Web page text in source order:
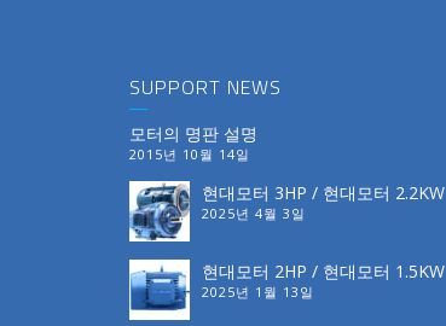
SUPPORT NEWS
모터의 명판 설명
2015년 10월 14일
현대모터 3HP / 현대모터 2.2KW
2025년 4월 3일
현대모터 2HP / 현대모터 1.5KW
2025년 1월 13일